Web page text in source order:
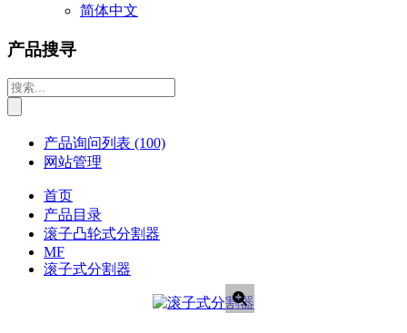
简体中文
产品搜寻
产品询问列表 (100)
网站管理
首页
产品目录
滚子凸轮式分割器
MF
滚子式分割器